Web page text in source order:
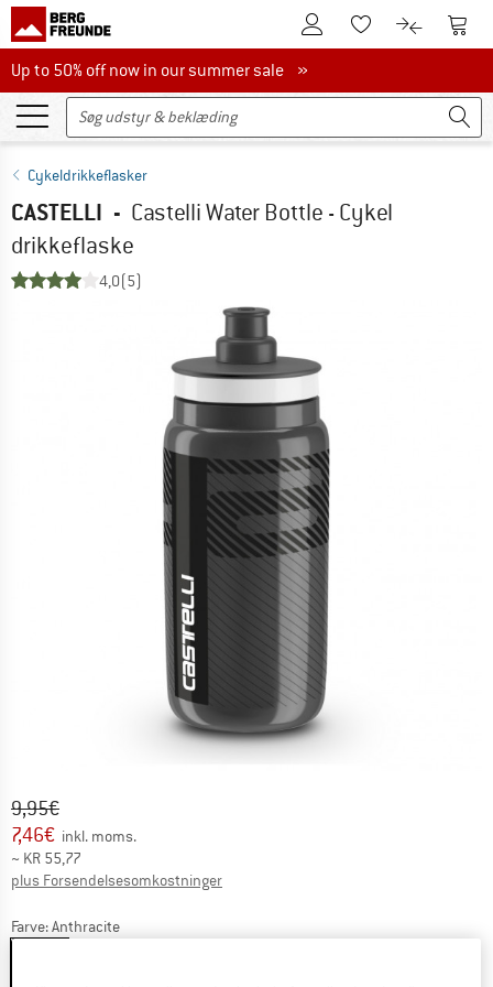
Til kundekontoenTil huskesedlen.
Til Til
Up to 50% off now in our summer sale
Up to 50% off now in our summer sale »
Cykeldrikkeflasker
CASTELLI - Castelli Water Bottle - Cykel
drikkeflaske
4,0(5)
Original pris :
9,95€
Pris:
7,46€ inkl. moms.
~ KR 55,77
plus ForsendelsesomkostningerOplysninger om
Farve:Anthracite